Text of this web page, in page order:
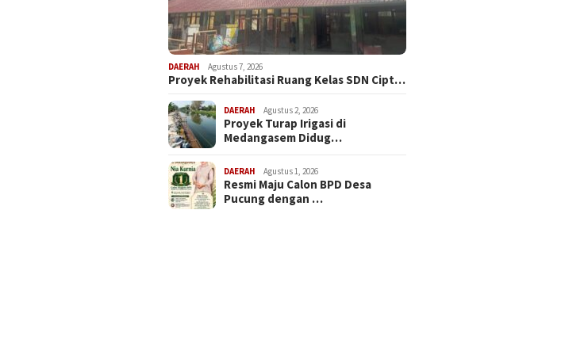
DAERAH Agustus 7, 2026
Proyek Rehabilitasi Ruang Kelas SDN Cipt…
DAERAH Agustus 2, 2026
Proyek Turap Irigasi di
Medangasem Didug…
DAERAH Agustus 1, 2026
Resmi Maju Calon BPD Desa
Pucung dengan …